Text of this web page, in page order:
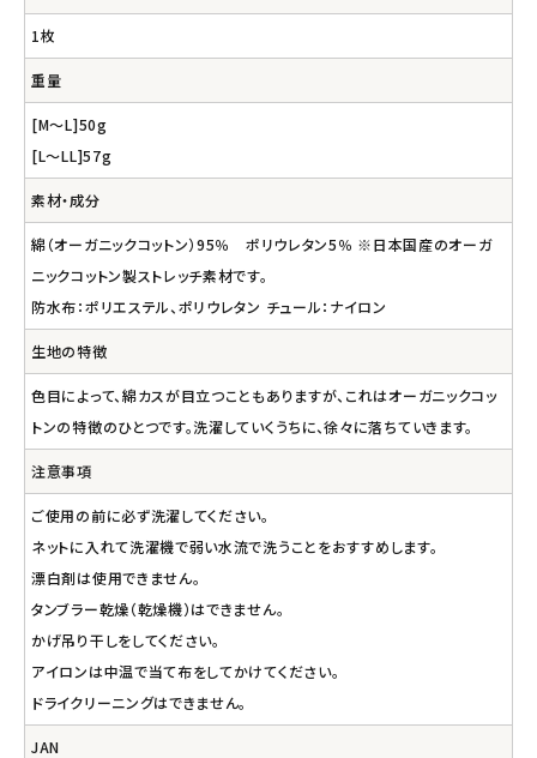
1枚
重量
[M～L]50g
[L～LL]57g
素材・成分
綿（オーガニックコットン）95％ ポリウレタン5％ ※日本国産のオーガ
ニックコットン製ストレッチ素材です。
防水布：ポリエステル、ポリウレタン チュール：ナイロン
生地の特徴
色目によって、綿カスが目立つこともありますが、これはオーガニックコッ
トンの特徴のひとつです。洗濯していくうちに、徐々に落ちていきます。
注意事項
ご使用の前に必ず洗濯してください。
ネットに入れて洗濯機で弱い水流で洗うことをおすすめします。
漂白剤は使用できません。
タンブラー乾燥（乾燥機）はできません。
かげ吊り干しをしてください。
アイロンは中温で当て布をしてかけてください。
ドライクリーニングはできません。
JAN